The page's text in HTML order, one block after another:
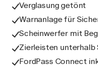
Verglasung getönt
Warnanlage für
Scheinwerfer mit
Zierleisten
FordPass Connect